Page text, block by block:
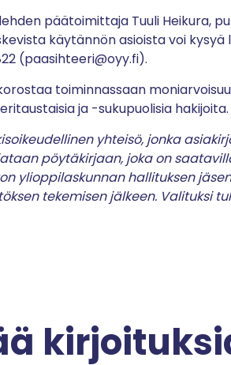
päätoimittaja Tuuli Heikura,
käytännön asioista voi kysyä
(paasihteeri@oyy.fi).
toiminnassaan
ja -sukupuolisia hakijoita.
yhteisö, jonka
pöytäkirjaan, joka on
ylioppilaskunnan hallituksen
tekemisen jälkeen. Valituksi